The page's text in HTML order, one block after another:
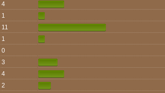
4
1
11
1
0
3
4
2